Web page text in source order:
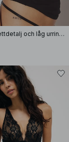
BH med paljettdetalj och låg urringning